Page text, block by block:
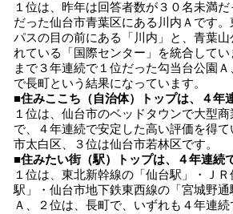
１位は、昨年は回答者数が３０名未満
だった仙台市青葉区にある川内Ａです
パスの目の前にある「川内」と、青葉山
れている「国際センター」を統合して
まで３年連続で１位だった勾当台公園
で長町という結果になっています。
■住みここち（自治体）トップは、４年
１位は、仙台市のベッドタウンで大型
で、４年連続で安定した高い評価を得
市太白区、３位は仙台市若林区です。
■住みたい街（駅）トップは、４年連続
１位は、東北新幹線の「仙台駅」・Ｊ
駅」・仙台市地下鉄東西線の「宮城野
Ａ、２位は、長町で、いずれも４年連